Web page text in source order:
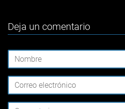
Deja un comentario